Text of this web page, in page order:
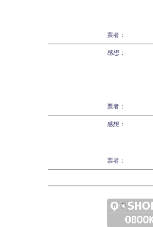
票者：
感想：
票者：
感想：
票者：